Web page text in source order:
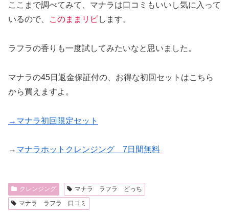
ここまで調べてみて、マナラは口コミもいいし気に入って
いるので、
このままリピします。
ラフラの香りも一度試してみたいなと思いました。
マナラの45日返金保証付の、お得な初回セットはこちら
から買えますよ。
→マナラ初回限定セット
→ マナラホットクレンジング 7日間無料
クレンジング
マナラ ラフラ どっち
マナラ ラフラ 口コミ